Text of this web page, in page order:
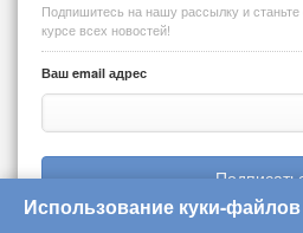
Подпишитесь на нашу рассылку и
курсе всех новостей!
Ваш email адрес
Использование куки-файлов